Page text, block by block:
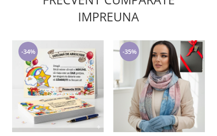
IMPREUNA
-34% -35%